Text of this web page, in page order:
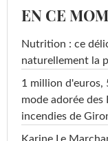
EN CE
Nutrition : ce
naturellement la
1 million d'euros,
mode adorée
incendies de